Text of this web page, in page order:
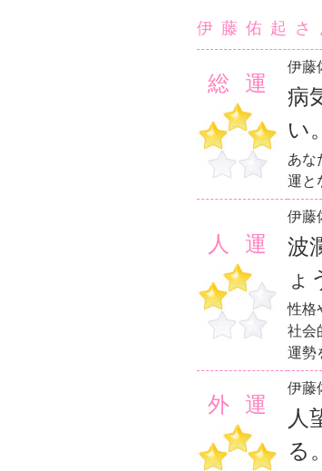
伊藤佑起さ
総運
伊藤
病
い。
あな
運と
人運
伊藤
波
ょ
性格
社会
運勢
外運
伊藤
人
る。